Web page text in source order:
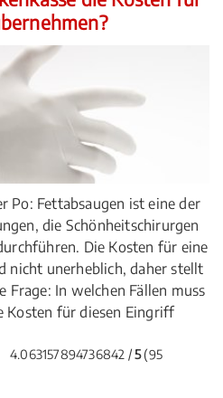
Po: Fettabsaugen ist eine der
die Schönheitschirurgen
Die Kosten für eine
nicht unerheblich, daher stellt
Frage: In welchen Fällen muss
Kosten für diesen Eingriff
4.063157894736842 /5(95